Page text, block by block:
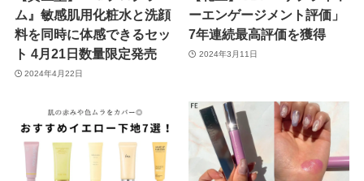
ム』敏感肌用化粧水と洗顔
料を同時に体感できるセッ
ト 4月21日数量限定発売
2024年4月22日
ーエンゲージメント評価」
7年連続最高評価を獲得
2024年3月11日